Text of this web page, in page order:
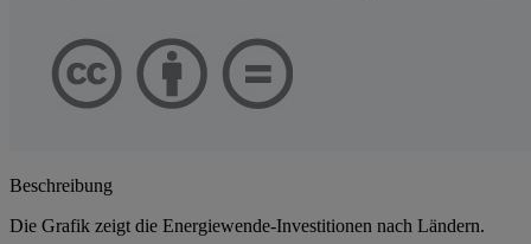
Beschreibung
Die Grafik zeigt die Energiewende-Investitionen nach Ländern.